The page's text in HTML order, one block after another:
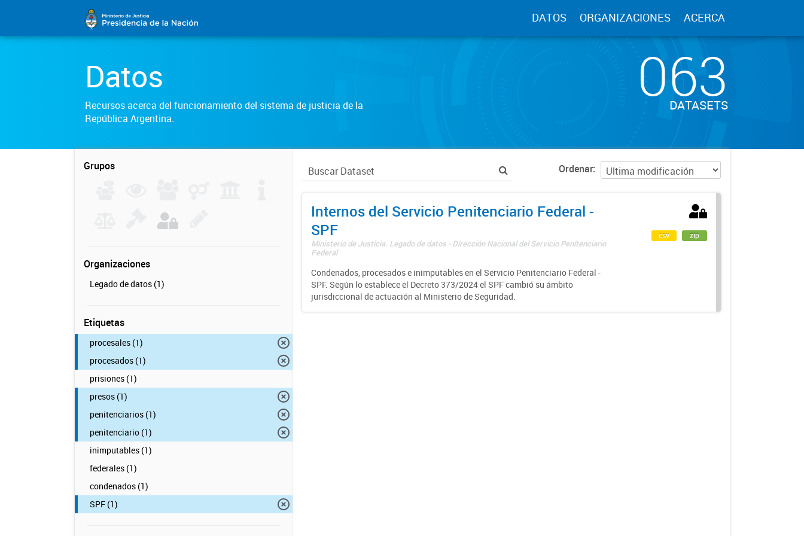
DATOS ORGANIZACIONES ACERCA
Datos
Recursos acerca del funcionamiento del sistema de justicia de la
República Argentina.
063
DATASETS
Grupos
Organizaciones
Legado de datos (1)
Etiquetas
procesales (1)
procesados (1)
prisiones (1)
presos (1)
penitenciarios (1)
penitenciario (1)
inimputables (1)
federales (1)
condenados (1)
SPF (1)
Ordenar
Internos del Servicio Penitenciario Federal -
SPF
Ministerio de Justicia. Legado de datos - Dirección Nacional del Servicio Penitenciario
Federal
Condenados, procesados e inimputables en el Servicio Penitenciario Federal -
SPF. Según lo establece el Decreto 373/2024 el SPF cambió su ámbito
jurisdiccional de actuación al Ministerio de Seguridad.
csv zip